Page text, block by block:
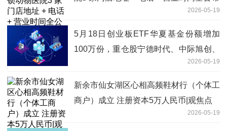
2026-05-19
5月18日创业板ETF华夏基金份额增加
100万份，重仓股宁德时代、中际旭创、
2026-05-19
新余市仙女湖区心相高频鞋材行（个体工
商户）成立 注册资本5万人民币|观焦点
2026-05-19